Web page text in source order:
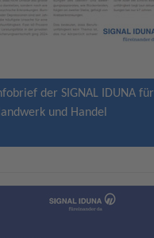
der SIGNAL IDUNA für
und Handel